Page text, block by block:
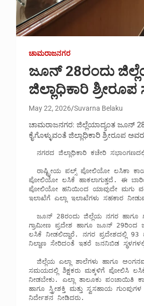
ಚಾಮರಾಜನಗರ
ಜೂನ್ 28ರಂದು
ಜಿಲ್ಲಾಧಿಕಾರಿ
May 22, 2026 Suvarna Belaku
ಚಾಮರಾಜನಗರ: ಜಿಲ್ಲೆಯಾದ್ಯಂತ ಜೂನ್
ಕೈಗೊಳ್ಳುವಂತೆ ಜಿಲ್ಲಾಧಿಕಾರಿ ಶ್ರೀರೂಪ
ಪೋಲಿಯೋ ಲಸಿಕೆ ಹಾಕಲಾಗುತ್ತದೆ. ಈ
ಪೋಲಿಯೋ ಹನಿಯಿಂದ ಯಾವುದೇ ಮಗು
ಇಲಾಖೆಗೆ ಎಲ್ಲಾ ಇಲಾಖೆಗಳು ಸಹಕಾರ
ಗ್ರಾಮೀಣ ಪ್ರದೇಶ ಹಾಗೂ ಜೂನ್
ಲಸಿಕೆ ನೀಡಲಿದ್ದಾರೆ. ನಗರ ಪ್ರದೇಶದಲ್ಲಿ 93
ನಿಲ್ದಾಣ ಸೇರಿದಂತೆ ಇತರೆ ಜನನಿಬಿಡ
ಸಮಯದಲ್ಲಿ ಶಿಕ್ಷಕರು ಮಕ್ಕಳಿಗೆ ಪೋಲಿಸಿ
ನೀಡಬೇಕು. ಎಲ್ಲಾ ತಾಲೂಕು ಪಂಚಾಯಿತಿ
ಹಾಗೂ ಸ್ತ್ರೀಶಕ್ತಿ ಮತ್ತು ಸ್ವಸಹಾಯ
ನಿರ್ದೇಶನ ನೀಡಿದರು.